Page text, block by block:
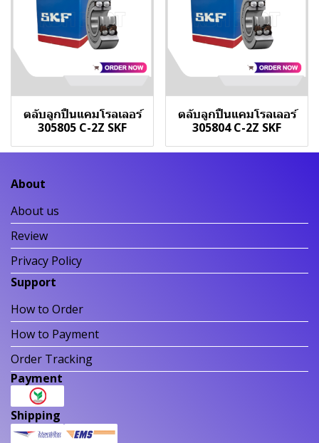
ตลับลูกปืนแคมโรลเลอร์
305805 C-2Z SKF
ตลับลูกปืนแคมโรลเลอร์
305804 C-2Z SKF
About
About us
Review
Privacy Policy
Support
How to Order
How to Payment
Order Tracking
Payment
Shipping